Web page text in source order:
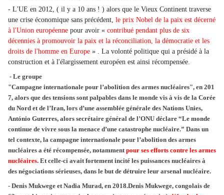
- L'UE en 2012, ( il y a 10 ans ! ) alors que le Vieux Continent traverse
une crise économique sans précédent, le prix Nobel de la paix est décerné
à l'Union européenne pour avoir « contribué pendant plus de six
décennies à promouvoir la paix et la réconciliation, la démocratie et les
droits de l'homme en Europe » . La volonté politique qui a présidé à la
construction et à l'élargissement européen est ainsi récompensée.
- Le groupe
"Campagne internationale pour l’abolition des armes nucléaires", en 201
7, alors que des tensions sont palpables dans le monde vis à vis de la Corée
du Nord et de l’Iran, lors d’une assemblée générale des Nations Unies,
António Guterres, alors secrétaire général de l’ONU déclare “Le monde
continue de vivre sous la menace d’une catastrophe nucléaire.” Dans un
tel contexte, la campagne internationale pour l’abolition des armes
nucléaires a été récompensée, notammentpour ses efforts contre les armes
nucléaires. Et celle-ci avait fortement incité les puissances nucléaires à
des négociations sérieuses, dans le but de détruire leur arsenal nucléaire.
- Denis Mukwege et Nadia Murad, en 2018.Denis Mukwege, congolais de